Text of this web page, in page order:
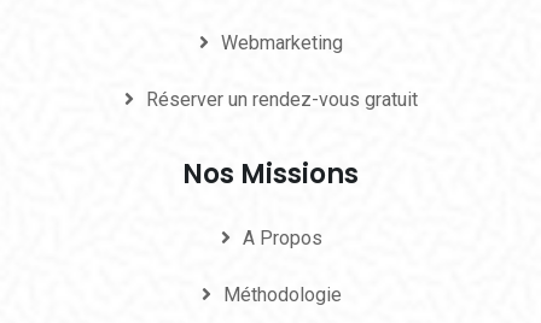
Webmarketing
Réserver un rendez-vous gratuit
Nos Missions
A Propos
Méthodologie